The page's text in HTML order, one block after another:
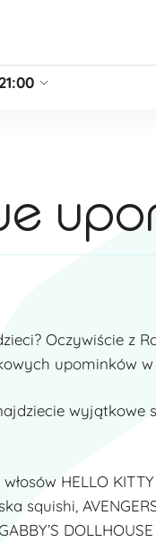
Oczywiście z
upominków w
wyjątkowe
HELLO KITTY
squishi,